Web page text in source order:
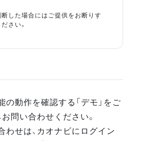
した場合にはご提供をお断りす
さい。
動作を確認する「デモ」をご
問い合わせください。
せは、カオナビにログイン